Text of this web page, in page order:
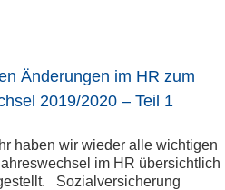
Änderungen im HR zum
2019/2020 – Teil 1
haben wir wieder alle wichtigen
im HR übersichtlich
Sozialversicherung